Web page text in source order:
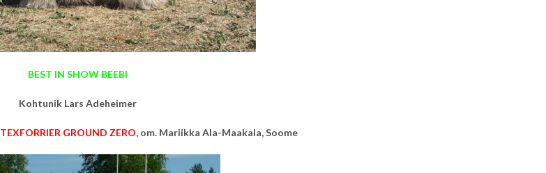
BEST IN SHOW BEEBI
Kohtunik Lars Adeheimer
TEXFORRIER GROUND ZERO, om. Mariikka Ala-Maakala, Soome